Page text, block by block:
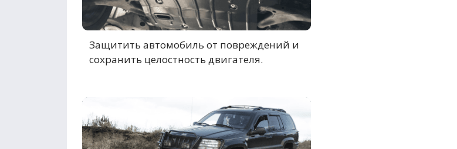
Защитить автомобиль от повреждений и
сохранить целостность двигателя.